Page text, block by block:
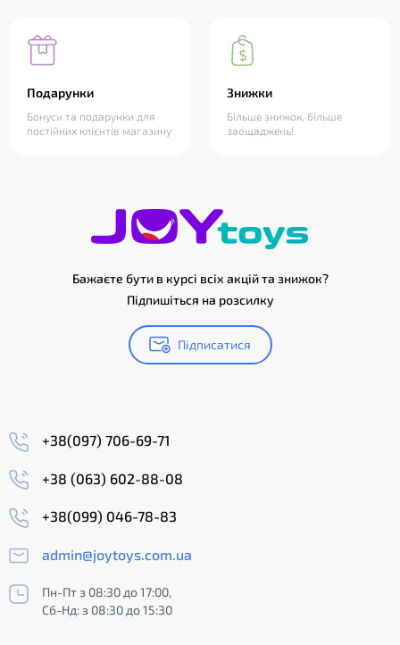
Подарунки
Бонуси та подарунки для
постійних клієнтів магазину
Знижки
Більше знижок, більше
заощаджень!
Бажаєте бути в курсі всіх акцій та знижок?
Підпишіться на розсилку
Підписатися
+38(097) 706-69-71
+38 (063) 602-88-08
+38(099) 046-78-83
admin@joytoys.com.ua
Пн-Пт з 08:30 до 17:00,
Сб-Нд: з 08:30 до 15:30